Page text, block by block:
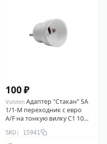
100 ₽
Volsten Адаптер "Стакан" SA
1/1-M переходник с евро
А/F на тонкую вилку С1 10А
SKU: 15941